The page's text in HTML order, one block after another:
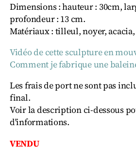
Dimensions : hauteur : 30cm,
profondeur : 13 cm.
Matériaux : tilleul, noyer,
Vidéo de cette sculpture en
Comment je fabrique une
Les frais de port ne sont pas
final.
Voir la description ci-dessous
d'informations.
VENDU